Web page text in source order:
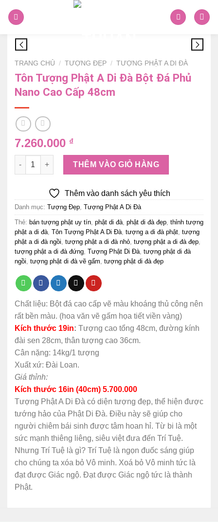
TRANG CHỦ / TƯỢNG ĐẸP / TƯỢNG PHẬT A DI ĐÀ
Tôn Tượng Phật A Di Đà Bột Đá Phủ
Nano Cao Cấp 48cm
7.260.000 ₫
Tôn Tượng Phật A Di Đà Bột Đá Phủ Nano Cao Cấp 48cm số
THÊM VÀO GIỎ HÀNG
Thêm vào danh sách yêu thích
Danh mục: Tượng Đẹp Tượng Phật A Di Đà
Thẻ: bán tượng phật uy tín phật di đà phật di đà đẹp thỉnh tượng
phật a di đà Tôn Tượng Phật A Di Đà tượng a di đà phật tượng
phật a di đà ngồi tượng phật a di đà nhỏ tượng phật a di đà đẹp
tượng phật a di đà đứng Tượng Phật Di Đà tượng phật di đà
ngồi tượng phật di đà vẽ gấm tượng phật di đà đẹp
Chất liệu: Bột đá cao cấp vẽ màu khoáng thủ công nên
rất bền màu. (hoa văn vẽ gấm họa tiết viền vàng)
Kích thước 19in: Tượng cao tổng 48cm, đường kính
đài sen 28cm, thân tượng cao 36cm.
Cân nặng: 14kg/1 tượng
Xuất xứ: Đài Loan.
Giá thỉnh:
Kích thước 16in (40cm) 5.700.000
Tượng Phật A Di Đà có diện tượng đẹp, thể hiện được
tướng hảo của Phật Di Đà. Điều này sẽ giúp cho
người chiêm bái sinh được tâm hoan hỉ. Từ bi là một
sức mạnh thiêng liêng, siêu việt đưa đến Trí Tuệ.
Nhưng Trí Tuệ là gì? Trí Tuệ là ngọn đuốc sáng giúp
cho chúng ta xóa bỏ Vô minh. Xoá bỏ Vô minh tức là
đạt được Giác ngộ. Đạt được Giác ngộ tức là thành
Phật.